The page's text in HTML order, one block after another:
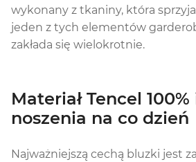
wykonany z tkaniny, która
jeden z tych elementów
zakłada się wielokrotnie.
Materiał Tencel
noszenia na co dzień
Najważniejszą cechą bluzki jest